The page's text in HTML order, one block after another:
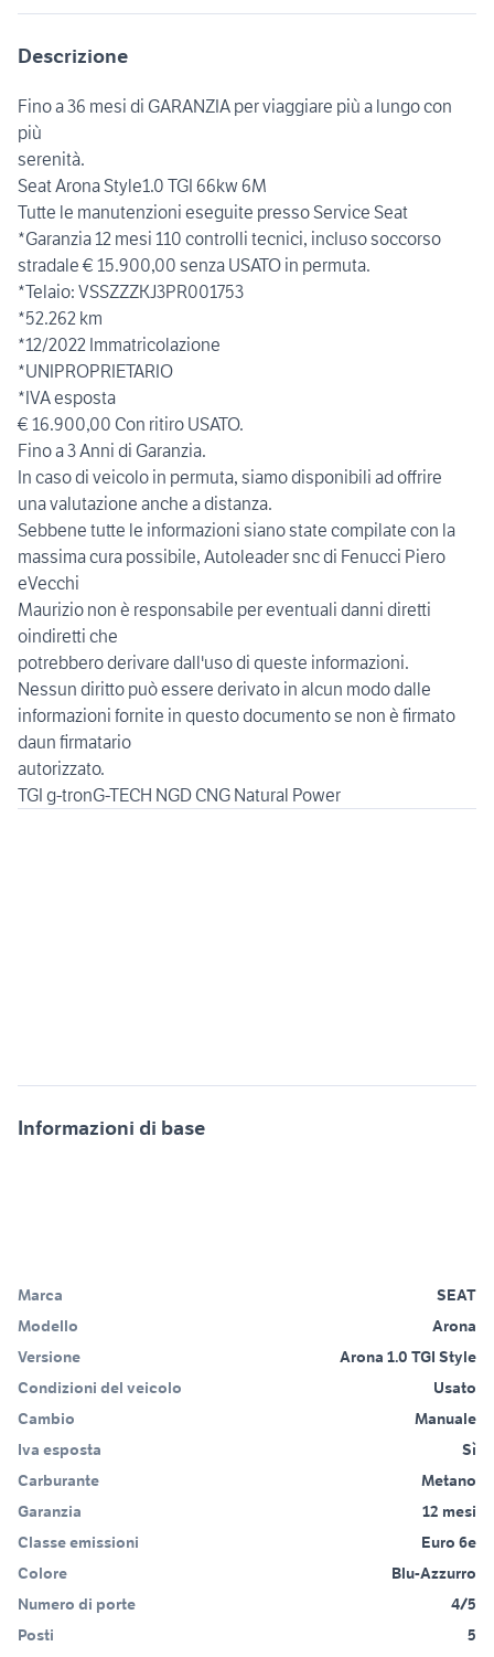
Descrizione
Fino a 36 mesi di GARANZIA per viaggiare più a lungo con
più
serenità.
Seat Arona Style1.0 TGI 66kw 6M
Tutte le manutenzioni eseguite presso Service Seat
*Garanzia 12 mesi 110 controlli tecnici, incluso soccorso
stradale € 15.900,00 senza USATO in permuta.
*Telaio: VSSZZZKJ3PR001753
*52.262 km
*12/2022 Immatricolazione
*UNIPROPRIETARIO
*IVA esposta
€ 16.900,00 Con ritiro USATO.
Fino a 3 Anni di Garanzia.
In caso di veicolo in permuta, siamo disponibili ad offrire
una valutazione anche a distanza.
Sebbene tutte le informazioni siano state compilate con la
massima cura possibile, Autoleader snc di Fenucci Piero
eVecchi
Maurizio non è responsabile per eventuali danni diretti
oindiretti che
potrebbero derivare dall'uso di queste informazioni.
Nessun diritto può essere derivato in alcun modo dalle
informazioni fornite in questo documento se non è firmato
daun firmatario
autorizzato.
Informazioni di base
Marca
SEAT
Modello
Arona
Versione
Arona 1.0 TGI Style
Condizioni del veicolo
Usato
Cambio
Manuale
Iva esposta
Sì
Carburante
Metano
Garanzia
12 mesi
Classe emissioni
Euro 6e
Colore
Blu-Azzurro
Numero di porte
4/5
Posti
5